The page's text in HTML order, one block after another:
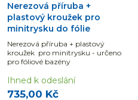
Nerezová příruba +
plastový kroužek pro
minitrysku do fólie
Nerezová příruba + plastový
kroužek pro minitrysku - určeno
735,00 Kč
Ihned k odeslání